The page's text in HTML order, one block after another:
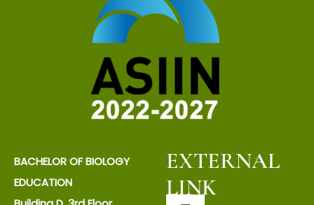
BACHELOR OF BIOLOGY
EDUCATION
EXTERNAL
LINK